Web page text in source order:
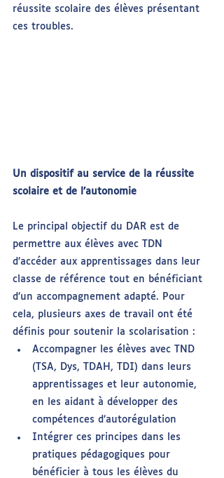
réussite scolaire des élèves présentant
ces troubles.
Un dispositif au service de la réussite
scolaire et de l’autonomie
Le principal objectif du DAR est de
permettre aux élèves avec TDN
d’accéder aux apprentissages dans leur
classe de référence tout en bénéficiant
d’un accompagnement adapté. Pour
cela, plusieurs axes de travail ont été
définis pour soutenir la scolarisation :
Accompagner les élèves avec TND
(TSA, Dys, TDAH, TDI) dans leurs
apprentissages et leur autonomie,
en les aidant à développer des
compétences d’autorégulation
Intégrer ces principes dans les
pratiques pédagogiques pour
bénéficier à tous les élèves du